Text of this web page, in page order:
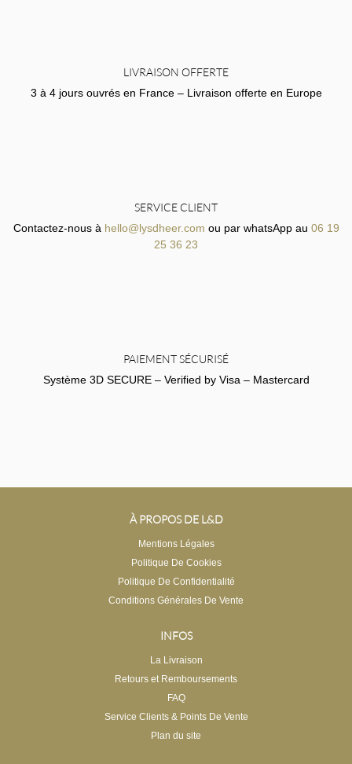
LIVRAISON OFFERTE
3 à 4 jours ouvrés en France – Livraison offerte en Europe
SERVICE CLIENT
Contactez-nous à hello@lysdheer.com ou par whatsApp au 06 19
25 36 23
PAIEMENT SÉCURISÉ
Système 3D SECURE – Verified by Visa – Mastercard
À PROPOS DE L&D
Mentions Légales
Politique De Cookies
Politique De Confidentialité
Conditions Générales De Vente
INFOS
La Livraison
Retours et Remboursements
FAQ
Service Clients & Points De Vente
Plan du site